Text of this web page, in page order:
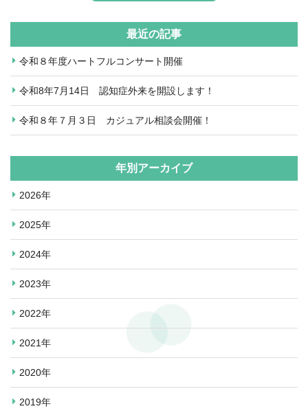
最近の記事
令和８年度ハートフルコンサート開催
令和8年7月14日 認知症外来を開設します！
令和８年７月３日 カジュアル相談会開催！
年別アーカイブ
2026年
2025年
2024年
2023年
2022年
2021年
2020年
2019年